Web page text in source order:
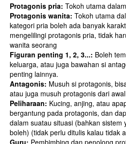
Protagonis pria: Tokoh utama
Protagonis wanita: Tokoh utama
kategori pria boleh ada banyak
mengelilingi protagonis pria, tidak
wanita seorang
Figuran penting 1, 2, 3...: Boleh
keluarga, atau juga bawahan si
penting lainnya.
Antagonis: Musuh si protagonis,
atau juga musuh protagonis dari
Peliharaan: Kucing, anjing, atau
bergantung pada protagonis, dan
dalam suatau situasi (bahkan sistem
boleh) (tidak perlu ditulis kalau tidak
Guru: Pembimbing dan penolong